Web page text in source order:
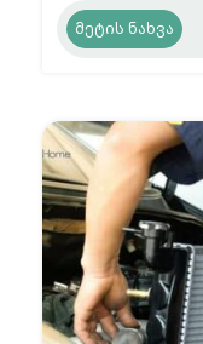
მეტის ნახვა